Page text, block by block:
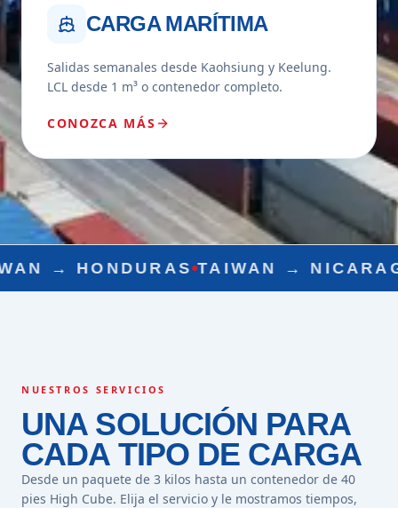
CARGA MARÍTIMA
Salidas semanales desde Kaohsiung y Keelung.
LCL desde 1 m³ o contenedor completo.
CONOZCA MÁS
TAIWAN →NICARAGUA
NUESTROS SERVICIOS
UNA SOLUCIÓN PARA
CADA TIPO DE CARGA
Desde un paquete de 3 kilos hasta un contenedor de 40
pies High Cube. Elija el servicio y le mostramos tiempos,